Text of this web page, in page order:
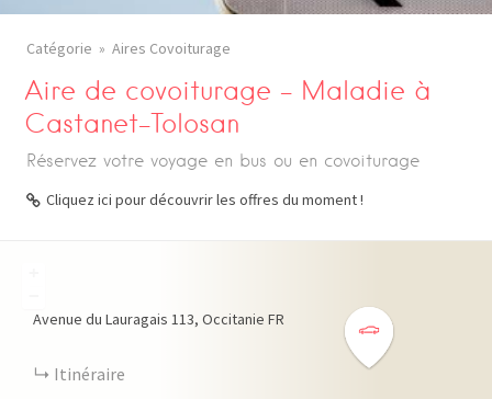
Catégorie Aires Covoiturage
Aire de covoiturage – Maladie à
Castanet-Tolosan
Réservez votre voyage en bus ou en covoiturage
Cliquez ici pour découvrir les offres du moment !
Avenue du Lauragais 113 Occitanie FR
Itinéraire